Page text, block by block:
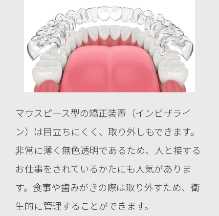
マウスピース型の矯正装置（インビザライ
ン）は目立ちにくく、取り外しもできます。
非常に薄く無色透明であるため、人と接する
お仕事をされているかたにも人気がありま
す。食事や歯みがきの際は取り外すため、衛
生的に管理することができます。